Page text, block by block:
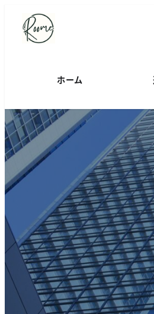
ホーム